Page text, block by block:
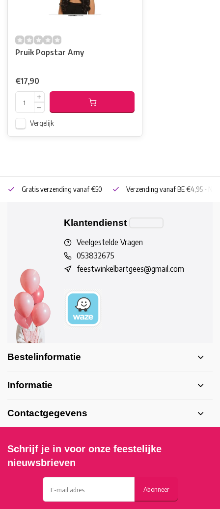
Pruik Popstar Amy
€17,90
Vergelijk
Gratis verzending vanaf €50 Verzending vanaf BE €4,95 - NL
Klantendienst
Veelgestelde Vragen
053832675
feestwinkelbartgees@gmail.com
Bestelinformatie
Informatie
Contactgegevens
Schrijf je in voor onze feestelijke
nieuwsbrieven
Abonneer